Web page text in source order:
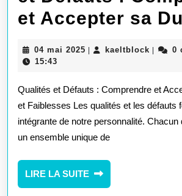
et Accepter sa
04 mai 2025 04
| kaeltblock | 0
15:43
Qualités et Défauts : Comprendre et
et Faiblesses Les qualités et les défauts
intégrante de notre personnalité.
un ensemble unique de
LIRE LA SUITE
LIRE
LA